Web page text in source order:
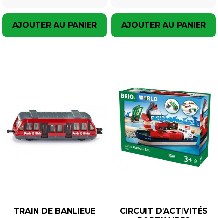
AJOUTER AU PANIER AJOUTER AU PANIER
TRAIN DE BANLIEUE
CIRCUIT D'ACTIVITÉS